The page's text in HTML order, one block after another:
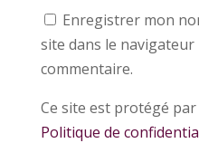
Enregistrer mon
site dans le
commentaire.
Ce site est protégé par
Politique de